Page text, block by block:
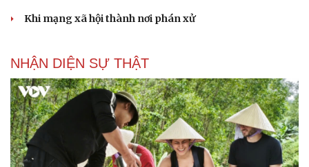
Khi mạng xã hội thành nơi phán xử
NHẬN DIỆN SỰ THẬT